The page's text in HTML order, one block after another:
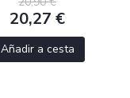
20,27 €
Añadir a cesta